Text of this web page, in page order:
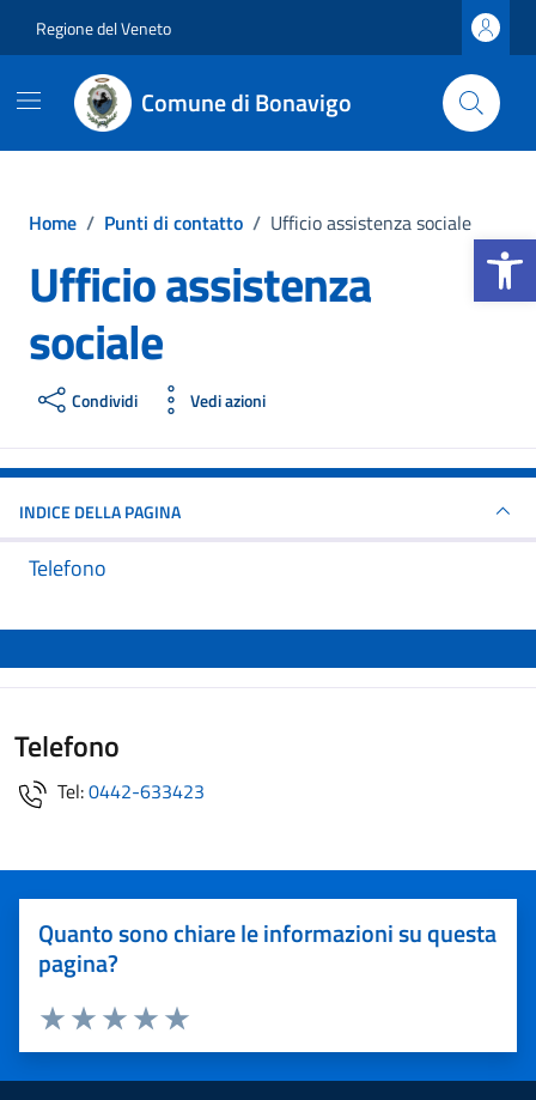
Apri la
Regione del Veneto
Comune di Bonavigo
Home / Punti di contatto / Ufficio assistenza sociale
Ufficio assistenza
sociale
Condividi Vedi azioni
INDICE DELLA PAGINA
Telefono
Telefono
Tel:0442-633423
Quanto sono chiare le informazioni su questa
pagina?
Valuta 5 stelle su 5
Valuta 4 stelle su 5
Valuta 3 stelle su 5
Valuta 2 stelle su 5
Valuta 1 stelle su 5